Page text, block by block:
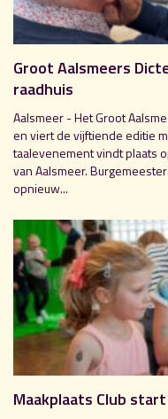
Groot Aalsmeers
raadhuis
Aalsmeer - Het Groot
en viert de vijftiende editie
taalevenement vindt plaats
van Aalsmeer.
opnieuw...
Maakplaats Club